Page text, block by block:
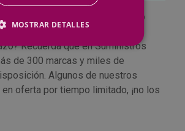
de los productos que has visto
que no quieres volver a
Recuerda que en Suministros
de 300 marcas y miles de
Algunos de nuestros
oferta por tiempo limitado, ¡no los
para maquinaria
calefacción
y Seguridad
MOSTRAR DETALLES